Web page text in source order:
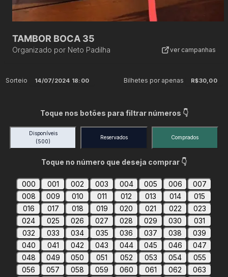
TAMBOR BOCA 35
Organizado por Neto Padilha ver campanhas
Sorteio 14/07/2024 18:00 Bilhetes por apenas R$30,00
Toque nos botões para filtrar números 👇
Disponíveis
(500)
Reservados Comprados
Toque no número que deseja comprar 👇
000 001 002 003 004 005 006
007
008
009 010 011 012 013 014
015
016
017 018 019 020 021 022
023
024
025 026 027 028 029 030
031
032
033 034 035 036 037 038
039
040
041 042 043 044 045 046
047
048
049 050 051 052 053 054
055
056
057 058 059 060 061 062
063